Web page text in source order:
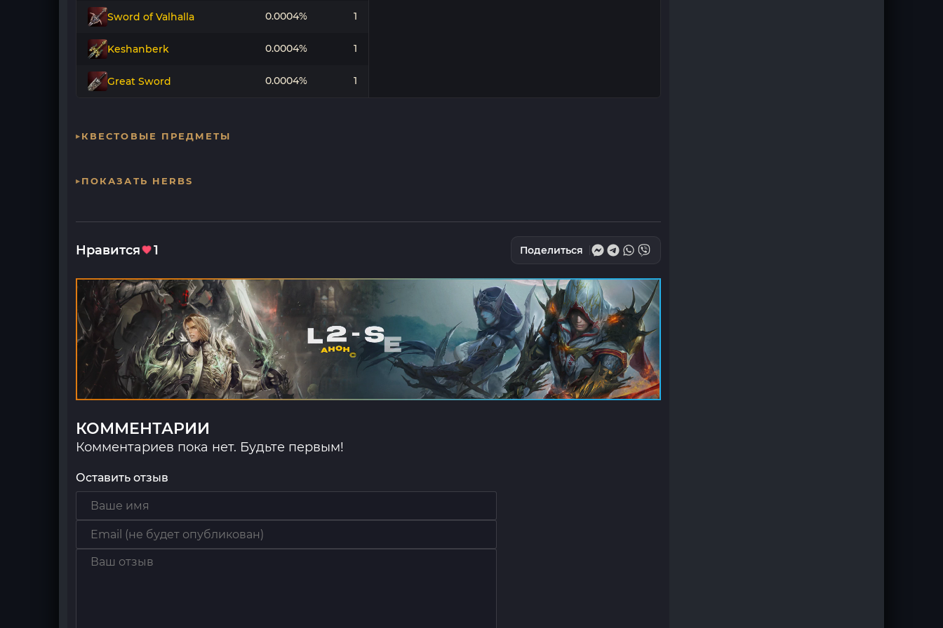
Sword of Valhalla 0.0004% 1
Keshanberk 0.0004% 1
Great Sword 0.0004% 1
КВЕСТОВЫЕ ПРЕДМЕТЫ
ПОКАЗАТЬ HERBS
Нравится 1 Поделиться
КОММЕНТАРИИ
Комментариев пока нет. Будьте первым!
Оставить отзыв